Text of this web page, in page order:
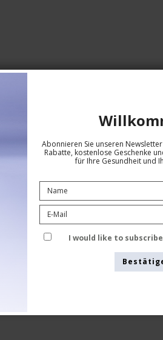
Recovery,
Abonnieren Sie unseren
Rabatte, kostenlose Geschenke
für Ihre Gesundheit und
I would like to